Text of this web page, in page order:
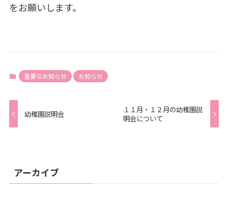
をお願いします。
重要なお知らせ お知らせ
幼稚園説明会
１１月・１２月の幼稚園説
明会について
アーカイブ